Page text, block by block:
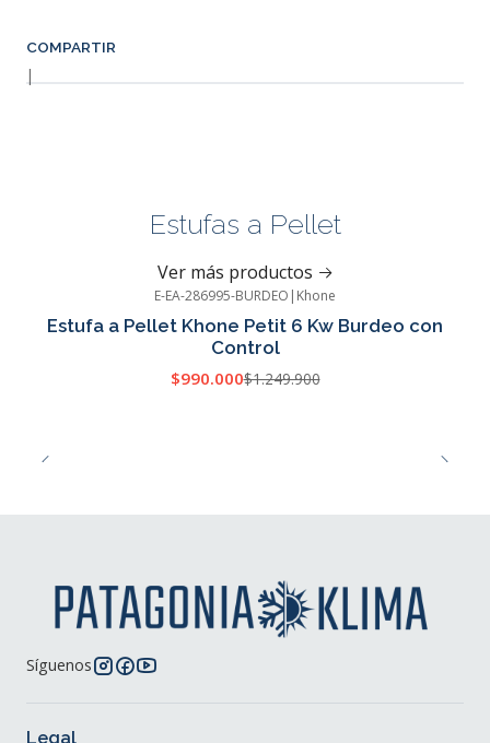
COMPARTIR
|
Estufas a Pellet
Ver más productos
-21%OFF
E-EA-286995-BURDEO | Khone
Estufa a Pellet Khone Petit 6 Kw Burdeo con
Control
$990.000$1.249.900
Síguenos
Legal